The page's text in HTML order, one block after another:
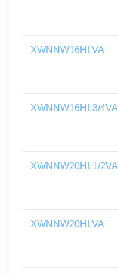
XWNNW16HLVA
XWNNW16HL3/4VA
XWNNW20HL1/2VA
XWNNW20HLVA